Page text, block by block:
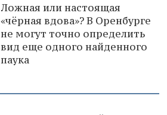
Ложная или настоящая
«чёрная вдова»? В Оренбурге
не могут точно определить
вид еще одного найденного
паука